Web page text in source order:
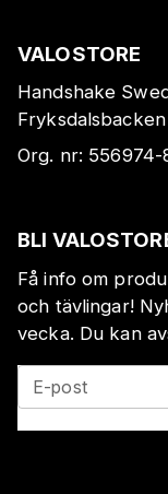
VALOSTORE
Handshake
Org. nr: 556974-
BLI
Få info om
och tävlingar!
vecka. Du kan
E-post